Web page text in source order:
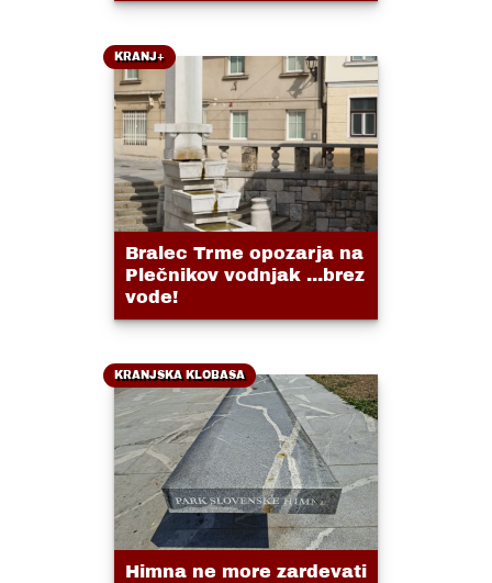
KRANJ+
Bralec Trme opozarja na
Plečnikov vodnjak ...brez
vode!
KRANJSKA KLOBASA
Himna ne more zardevati